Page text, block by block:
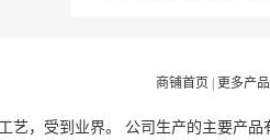
商铺首页 更多产品
艺，受到业界。 公司生产的主要产品